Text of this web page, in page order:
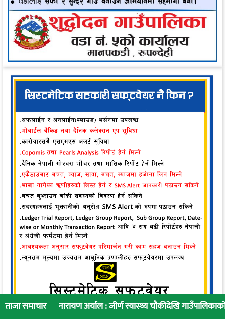
ताजा समाचार
अर्याल : जीर्ण स्वास्थ्य चौकीदेखि गाउँपालिकाको स्वास्थ्य